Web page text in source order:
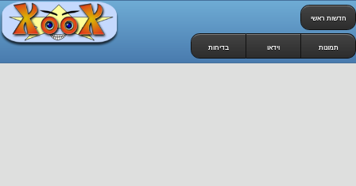
חדשות ראשי
תמונות וידאו בדיחות